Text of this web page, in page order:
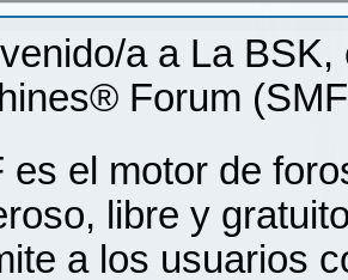
a a La
Forum
es el motor de
libre y
a los usuarios